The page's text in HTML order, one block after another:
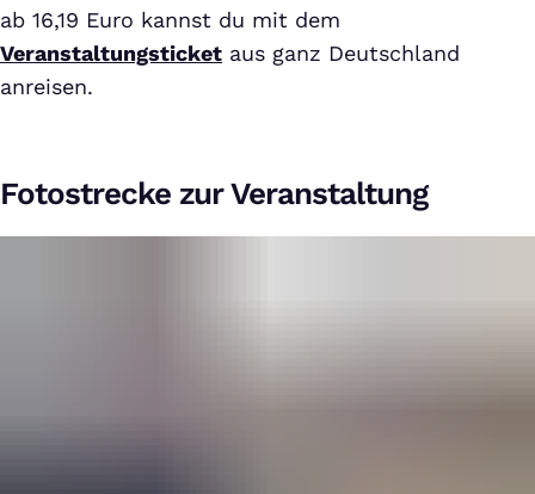
ab 16,19 Euro kannst du mit dem
Veranstaltungsticket aus ganz Deutschland
anreisen.
Fotostrecke zur Veranstaltung